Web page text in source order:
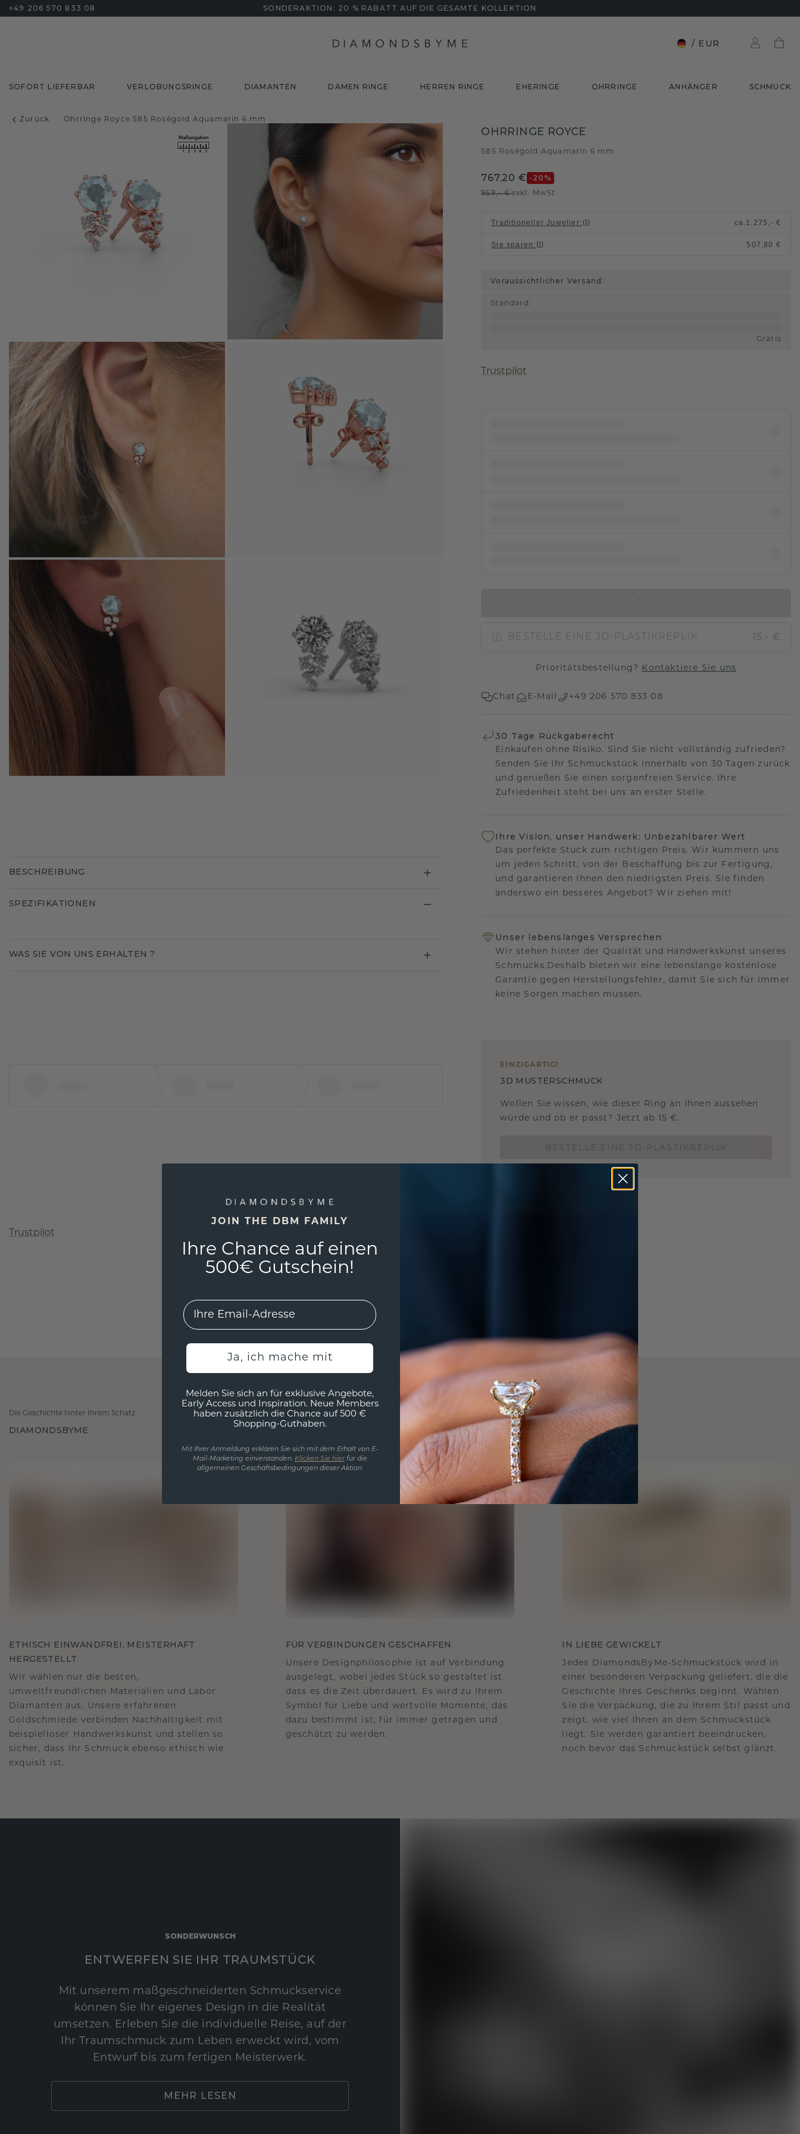
+49 206 570 833 08 SONDERAKTION: 20 % RABATT AUF DIE GESAMTE KOLLEKTION
/ EUR
SOFORT LIEFERBAR VERLOBUNGSRINGE DIAMANTEN DAMEN RINGE HERREN RINGE EHERINGE OHRRINGE ANHÄNGER SCHMUCK
Zurück Ohrringe Royce 585 Roségold Aquamarin 6 mm
OHRRINGE ROYCE
585 Roségold Aquamarin 6 mm
767,20 € -20 %
959,- €exkl. MwSt
Traditioneller Juwelier: ca. 1.275,- €
Sie sparen : 507,80 €
Voraussichtlicher Versand:
Standard :
Gratis
Trustpilot
BESTELLE EINE 3D-PLASTIKREPLIK 15,- €
Prioritätsbestellung? Kontaktiere Sie uns
Chat E-Mail +49 206 570 833 08
30 Tage Rückgaberecht
Einkaufen ohne Risiko. Sind Sie nicht vollständig zufrieden?
Senden Sie Ihr Schmuckstück innerhalb von 30 Tagen zurück
und genießen Sie einen sorgenfreien Service. Ihre
Zufriedenheit steht bei uns an erster Stelle.
Ihre Vision, unser Handwerk: Unbezahlbarer Wert
Das perfekte Stück zum richtigen Preis. Wir kümmern uns
um jeden Schritt, von der Beschaffung bis zur Fertigung,
und garantieren Ihnen den niedrigsten Preis. Sie finden
anderswo ein besseres Angebot? Wir ziehen mit!
Unser lebenslanges Versprechen
Wir stehen hinter der Qualität und Handwerkskunst unseres
Schmucks.Deshalb bieten wir eine lebenslange kostenlose
Garantie gegen Herstellungsfehler, damit Sie sich für immer
keine Sorgen machen müssen.
EINZIGARTIG !
3D MUSTERSCHMUCK
Wollen Sie wissen, wie dieser Ring an Ihnen aussehen
würde und ob er passt? Jetzt ab 15 €.
BESCHREIBUNG
SPEZIFIKATIONEN
WAS SIE VON UNS ERHALTEN ?
Trustpilot
Die Geschichte hinter Ihrem Schatz
DIAMONDSBYME
ETHISCH EINWANDFREI, MEISTERHAFT
HERGESTELLT
Wir wählen nur die besten,
umweltfreundlichen Materialien und Labor
Diamanten aus. Unsere erfahrenen
Goldschmiede verbinden Nachhaltigkeit mit
beispielloser Handwerkskunst und stellen so
sicher, dass Ihr Schmuck ebenso ethisch wie
exquisit ist.
FÜR VERBINDUNGEN GESCHAFFEN
Unsere Designphilosophie ist auf Verbindung
ausgelegt, wobei jedes Stück so gestaltet ist,
dass es die Zeit überdauert. Es wird zu Ihrem
Symbol für Liebe und wertvolle Momente, das
dazu bestimmt ist, für immer getragen und
geschätzt zu werden.
IN LIEBE GEWICKELT
Jedes DiamondsByMe-Schmuckstück wird in
einer besonderen Verpackung geliefert, die die
Geschichte Ihres Geschenks beginnt. Wählen
Sie die Verpackung, die zu Ihrem Stil passt und
zeigt, wie viel Ihnen an dem Schmuckstück
liegt. Sie werden garantiert beeindrucken,
noch bevor das Schmuckstück selbst glänzt.
SONDERWUNSCH
ENTWERFEN SIE IHR TRAUMSTÜCK
Mit unserem maßgeschneiderten Schmuckservice
können Sie Ihr eigenes Design in die Realität
umsetzen. Erleben Sie die individuelle Reise, auf der
Ihr Traumschmuck zum Leben erweckt wird, vom
Entwurf bis zum fertigen Meisterwerk.
MEHR LESEN
JOIN THE DBM FAMILY
Ihre Chance auf einen
500€ Gutschein!
EMail
Ja, ich mache mit
Melden Sie sich an für exklusive Angebote,
Early Access und Inspiration. Neue Members
haben zusätzlich die Chance auf 500 €
Shopping-Guthaben.
Mit Ihrer Anmeldung erklären Sie sich mit dem Erhalt von E-
Mail-Marketing einverstanden. Klicken Sie hierfür die
allgemeinen Geschäftsbedingungen dieser Aktion.